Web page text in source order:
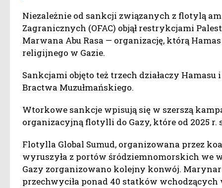
Niezależnie od sankcji związanych z flotylą
Zagranicznych (OFAC) objął restrykcjami
Marwana Abu Rasa — organizację, którą
religijnego w Gazie.
Sankcjami objęto też trzech działaczy
Bractwa Muzułmańskiego.
Wtorkowe sankcje wpisują się w szerszą
organizacyjną flotylli do Gazy, które od 2025
Flotylla Global Sumud, organizowana przez
wyruszyła z portów śródziemnomorskich we
Gazy zorganizowano kolejny konwój.
przechwyciła ponad 40 statków wchodzących